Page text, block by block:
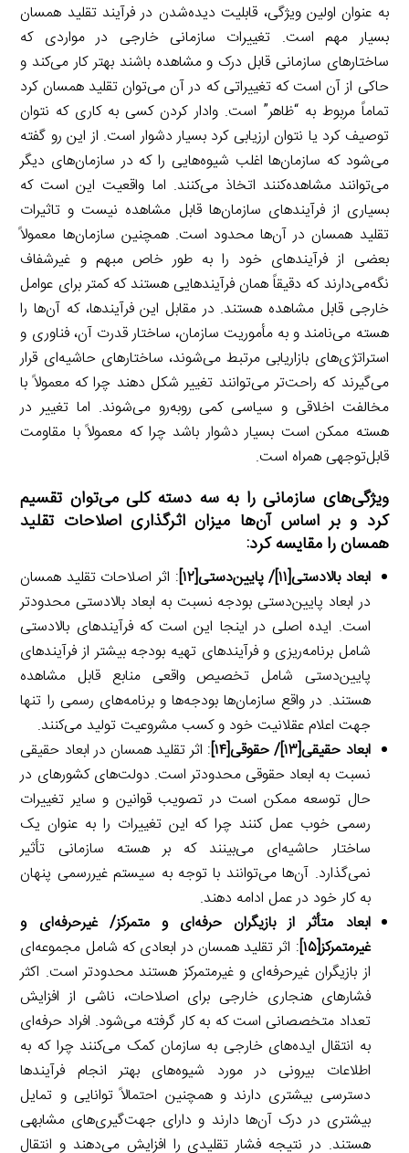
به عنوان اولین ویژگی، قابلیت دیده‌شدن در فرآیند تقلید همسان
بسیار مهم است. تغییرات سازمانی خارجی در مواردی که
ساختارهای سازمانی قابل درک و مشاهده باشند بهتر کار می‌کند و
حاکی از آن است که تغییراتی که در آن می‌توان تقلید همسان کرد
تماماً مربوط به “ظاهر” است. وادار کردن کسی به کاری که نتوان
توصیف کرد یا نتوان ارزیابی کرد بسیار دشوار است. از این رو گفته
می‌شود که سازمان‌ها اغلب شیوه‌هایی را که در سازمان‌های دیگر
می‌توانند مشاهده‌کنند اتخاذ می‌کنند. اما واقعیت این است که
بسیاری از فرآیندهای سازمان‌ها قابل مشاهده نیست و تاثیرات
تقلید همسان در آن‌ها محدود است. همچنین سازمان‌ها معمولاً
بعضی از فرآیندهای خود را به طور خاص مبهم و غیرشفاف
نگه‌می‌دارند که دقیقاً همان فرآیندهایی هستند که کمتر برای عوامل
خارجی قابل مشاهده هستند. در مقابل این فرآیندها، که آن‌ها را
هسته می‌نامند و به مأموریت سازمان، ساختار قدرت آن، فناوری و
استراتژی‌های بازاریابی مرتبط می‌شوند، ساختارهای حاشیه‌ای قرار
می‌گیرند که راحت‌تر می‌توانند تغییر شکل دهند چرا که معمولاً با
مخالفت اخلاقی و سیاسی کمی روبه‌رو می‌شوند. اما تغییر در
هسته ممکن است بسیار دشوار باشد چرا که معمولاً با مقاومت
قابل‌توجهی همراه است.
ویژگی‌های سازمانی را به سه دسته کلی می‌توان تقسیم
کرد و بر اساس آن‌ها میزان اثرگذاری اصلاحات تقلید
همسان را مقایسه کرد:
ابعاد بالادستی[۱۱] / پایین‌دستی[۱۲]
: اثر اصلاحات تقلید همسان
در ابعاد پایین‌دستی بودجه نسبت به ابعاد بالادستی محدودتر
است. ایده اصلی در اینجا این است که فرآیندهای بالادستی
شامل برنامه‌ریزی و فرآیندهای تهیه بودجه بیشتر از فرآیندهای
پایین‌دستی شامل تخصیص واقعی منابع قابل مشاهده
هستند. در واقع سازمان‌ها بودجه‌ها و برنامه‌های رسمی را تنها
جهت اعلام عقلانیت خود و کسب مشروعیت تولید می‌کنند.
ابعاد حقیقی[۱۳] / حقوقی[۱۴]
: اثر تقلید همسان در ابعاد حقیقی
نسبت به ابعاد حقوقی محدودتر است. دولت‌های کشورهای در
حال توسعه ممکن است در تصویب قوانین و سایر تغییرات
رسمی خوب عمل کنند چرا که این تغییرات را به عنوان یک
ساختار حاشیه‌ای می‌بینند که بر هسته سازمانی تأثیر
نمی‌گذارد. آن‌ها می‌توانند با توجه به سیستم غیررسمی پنهان
به کار خود در عمل ادامه دهند.
ابعاد متأثر از بازیگران حرفه‌ای و متمرکز/ غیرحرفه‌ای و
غیرمتمرکز[۱۵]
: اثر تقلید همسان در ابعادی که شامل مجموعه‌ای
از بازیگران غیرحرفه‌ای و غیرمتمرکز هستند محدودتر است. اکثر
فشارهای هنجاری خارجی برای اصلاحات، ناشی از افزایش
تعداد متخصصانی است که به کار گرفته می‌شود. افراد حرفه‌ای
به انتقال ایده‌های خارجی به سازمان کمک می‌کنند چرا که به
اطلاعات بیرونی در مورد شیوه‌های بهتر انجام فرآیندها
دسترسی بیشتری دارند و همچنین احتمالاً توانایی و تمایل
بیشتری در درک آن‌ها دارند و دارای جهت‌گیری‌های مشابهی
هستند. در نتیجه فشار تقلیدی را افزایش می‌دهند و انتقال